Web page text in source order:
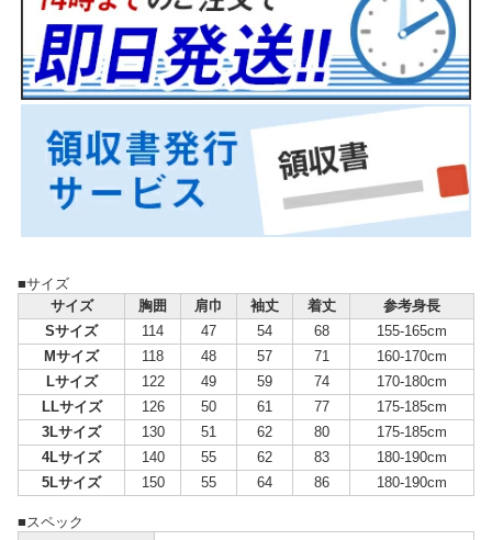
■サイズ
サイズ
胸囲 肩巾 袖丈 着丈
参考身長
Sサイズ
114 47 54 68
155-165cm
Mサイズ
118 48 57 71
160-170cm
Lサイズ
122 49 59 74
170-180cm
LLサイズ
126 50 61 77
175-185cm
3Lサイズ
130 51 62 80
175-185cm
4Lサイズ
140 55 62 83
180-190cm
5Lサイズ
150 55 64 86 180-190cm
■スペック